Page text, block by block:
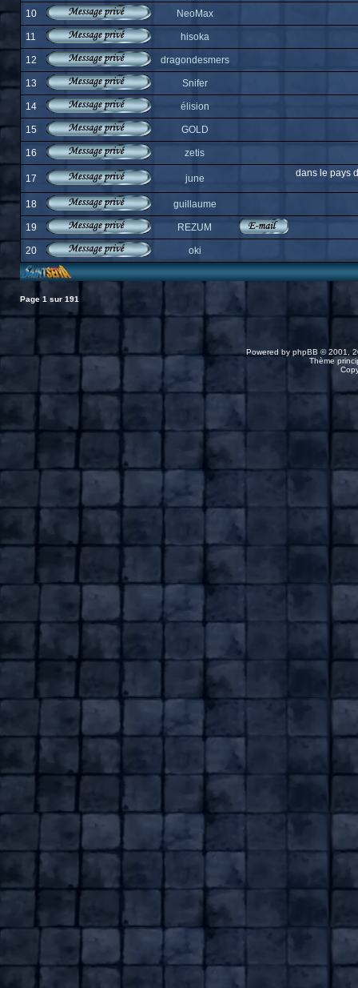
10
NeoMax
11 hisoka
12 dragondesmers
13 Snifer
14 élision
15 GOLD
16 zetis
17 june dans le pays
18 guillaume
19 REZUM
20 oki
Page 1 sur 191
Powered by phpBB © 2001,
Thème